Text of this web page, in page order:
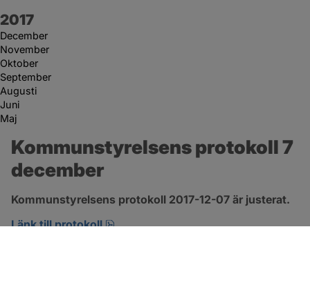
År:
2017
December
November
Oktober
September
Augusti
Juni
Maj
Kommunstyrelsens protokoll 7
december
Kommunstyrelsens protokoll 2017-12-07 är justerat.
Länk till protokoll
pdf, 123.1 kB, öppnas i nytt fönster.